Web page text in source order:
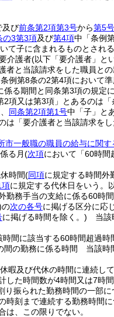
及び前条第2項第3号から第5号
の3第3項及び第4項中「条例
て子に含まれるものとされ
介護者(以下「要介護者」と
と当該請求をした職員との
例第8条の2第4項において
る期間と同条第3項の規定
2項又は第3項」とあるのは
同条第2項第1号中「子」と
「要介護者と当該請求を
市一般職の職員の給与に関す
る月(次項において「60時間
時間(同項に規定する時間外
項に規定する代休日をいう。
勤務手当の支給に係る60時
の次の各号に掲げる区分に応じ
に掲げる時間を除く。) 当該
間に該当する60時間超過時
間の勤務に係る時間 当該
暇及び代休の時間に連続し
した時間数が4時間又は7時
振られた勤務時間の一部
刻まで連続する勤務時間に
、この限りでない。